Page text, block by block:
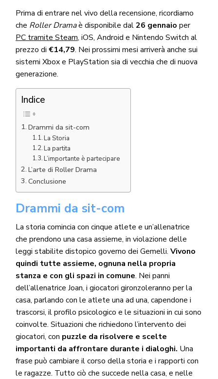
Prima di entrare nel vivo della recensione, ricordiamo
che Roller Dramaè disponibile dal26 gennaio per
PC tramite Steam, iOS, Android e Nintendo Switch al
prezzo di €14,79. Nei prossimi mesi arriverà anche sui
sistemi Xbox e PlayStation sia di vecchia che di nuova
generazione.
Indice
Drammi da sit-com
La Storia
La partita
L’importante è partecipare
L’arte di Roller Drama
Conclusione
Drammi da sit-com
La storia comincia con cinque atlete e un’allenatrice
che prendono una casa assieme, in violazione delle
leggi stabilite distopico governo dei Gemelli. Vivono
quindi tutte assieme, ognuna nella propria
stanza e con gli spazi in comune. Nei panni
dell’allenatrice Joan, i giocatori gironzoleranno per la
casa, parlando con le atlete una ad una, capendone i
trascorsi, il profilo psicologico e le situazioni in cui sono
coinvolte. Situazioni che richiedono l’intervento dei
giocatori, con puzzle da risolvere e scelte
importanti da affrontare durante i dialoghi. Una
frase può cambiare il corso della storia e i rapporti con
le ragazze. Tutto ciò che succede nella casa, e nelle